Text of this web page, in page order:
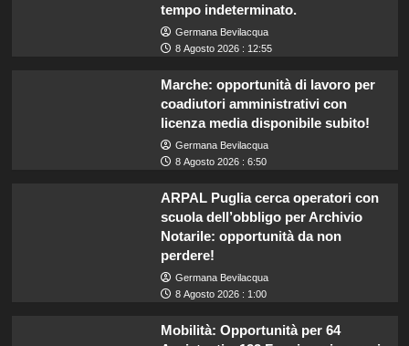
tempo indeterminato.
Germana Bevilacqua
8 Agosto 2026 : 12:55
Marche: opportunità di lavoro per
coadiutori amministrativi con
licenza media disponibile subito!
Germana Bevilacqua
8 Agosto 2026 : 6:50
ARPAL Puglia cerca operatori con
scuola dell’obbligo per Archivio
Notarile: opportunità da non
perdere!
Germana Bevilacqua
8 Agosto 2026 : 1:00
Mobilità: Opportunità per 64